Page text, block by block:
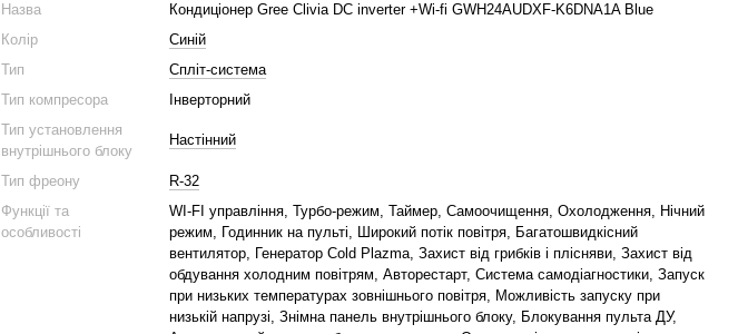
Назва
Кондиціонер Gree Clivia DC inverter +Wi-fi GWH24AUDXF-K6DNA1A Blue
Колір
Синій
Тип
Спліт-система
Тип компресора
Інверторний
Тип установлення
внутрішнього блоку
Настінний
Тип фреону
R-32
Функції та
особливості
WI-FI управління, Турбо-режим, Таймер, Самоочищення, Охолодження, Нічний
режим, Годинник на пульті, Широкий потік повітря, Багатошвидкісний
вентилятор, Генератор Cold Plazma, Захист від грибків і плісняви, Захист від
обдування холодним повітрям, Авторестарт, Cистема самодіагностики, Запуск
при низьких температурах зовнішнього повітря, Можливість запуску при
низькій напрузі, Знімна панель внутрішнього блоку, Блокування пульта ДУ,